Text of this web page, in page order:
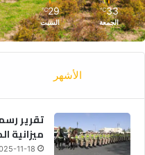
33
℃
الجمعة
29
℃
السبت
الأشهر
تقرير
ميزانية
11-18